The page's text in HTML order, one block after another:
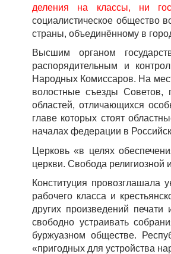
деления на классы, ни
социалистическое общество
страны, объединённому в
Высшим органом
распорядительным и
Народных Комиссаров. На
волостные съезды Советов,
областей, отличающихся
главе которых стоят
началах федерации в
Церковь «в целях
церкви. Свобода религиозной
Конституция провозглашала
рабочего класса и
других произведений
свободно устраивать
буржуазном обществе.
«пригодных для устройства